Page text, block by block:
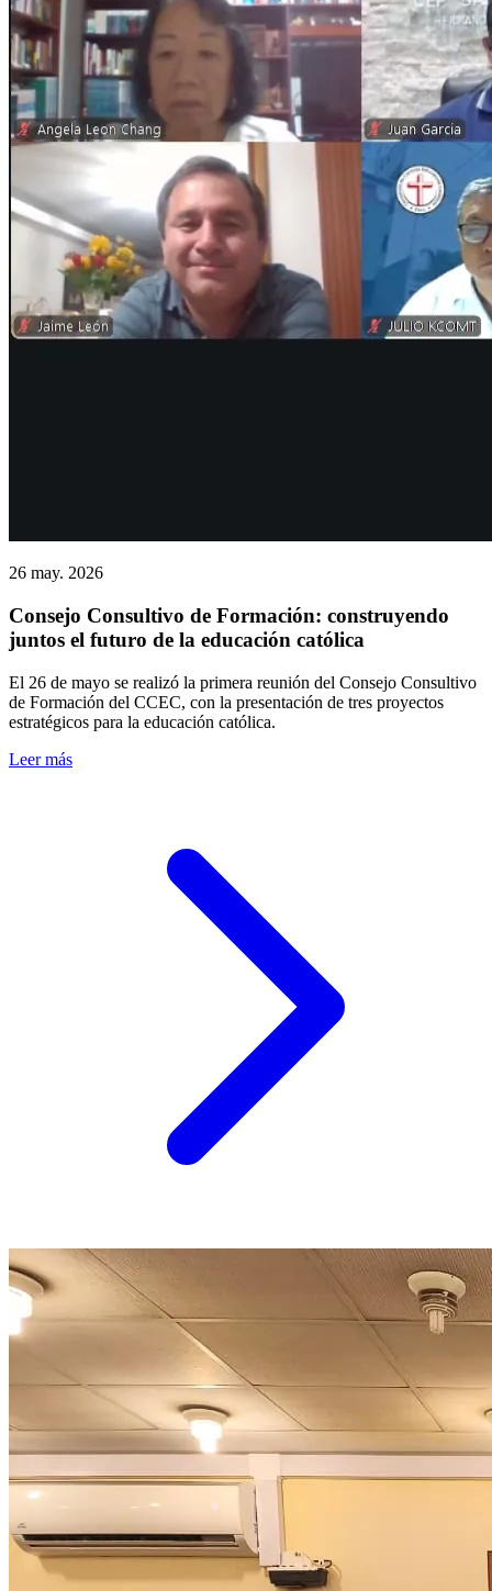
26 may. 2026
Consejo Consultivo de Formación: construyendo
juntos el futuro de la educación católica
El 26 de mayo se realizó la primera reunión del Consejo Consultivo
de Formación del CCEC, con la presentación de tres proyectos
estratégicos para la educación católica.
Leer más